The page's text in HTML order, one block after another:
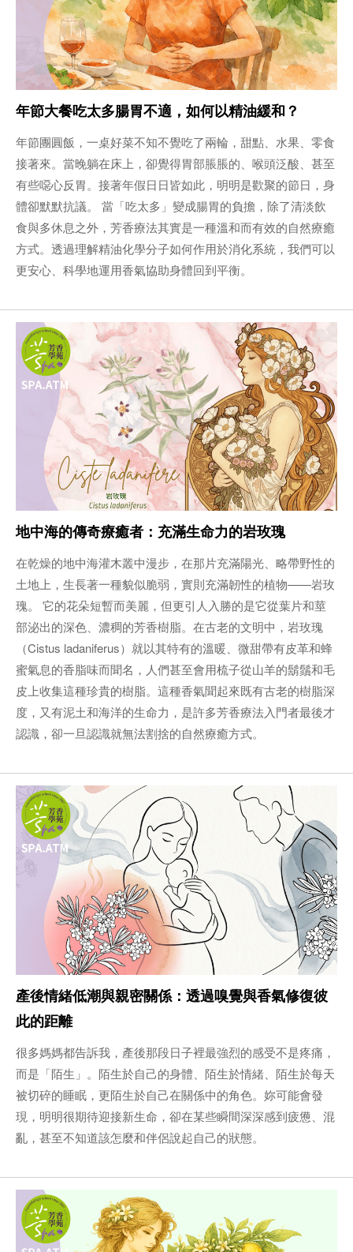
年節大餐吃太多腸胃不適，如何以精油緩和？
年節團圓飯，一桌好菜不知不覺吃了兩輪，甜點、水果、零食
接著來。當晚躺在床上，卻覺得胃部脹脹的、喉頭泛酸、甚至
有些噁心反胃。接著年假日日皆如此，明明是歡聚的節日，身
體卻默默抗議。 當「吃太多」變成腸胃的負擔，除了清淡飲
食與多休息之外，芳香療法其實是一種溫和而有效的自然療癒
方式。透過理解精油化學分子如何作用於消化系統，我們可以
更安心、科學地運用香氣協助身體回到平衡。
地中海的傳奇療癒者：充滿生命力的岩玫瑰
在乾燥的地中海灌木叢中漫步，在那片充滿陽光、略帶野性的
土地上，生長著一種貌似脆弱，實則充滿韌性的植物——岩玫
瑰。 它的花朵短暫而美麗，但更引人入勝的是它從葉片和莖
部泌出的深色、濃稠的芳香樹脂。在古老的文明中，岩玫瑰
（Cistus ladaniferus）就以其特有的溫暖、微甜帶有皮革和蜂
蜜氣息的香脂味而聞名，人們甚至會用梳子從山羊的鬍鬚和毛
皮上收集這種珍貴的樹脂。這種香氣聞起來既有古老的樹脂深
度，又有泥土和海洋的生命力，是許多芳香療法入門者最後才
認識，卻一旦認識就無法割捨的自然療癒方式。
產後情緒低潮與親密關係：透過嗅覺與香氣修復彼
此的距離
很多媽媽都告訴我，產後那段日子裡最強烈的感受不是疼痛，
而是「陌生」。陌生於自己的身體、陌生於情緒、陌生於每天
被切碎的睡眠，更陌生於自己在關係中的角色。妳可能會發
現，明明很期待迎接新生命，卻在某些瞬間深深感到疲憊、混
亂，甚至不知道該怎麼和伴侶說起自己的狀態。